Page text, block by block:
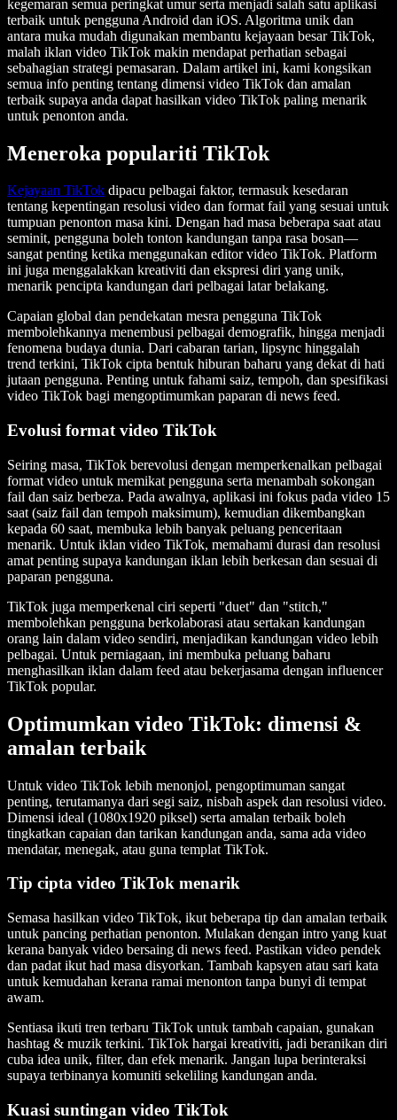
kegemaran semua peringkat umur serta menjadi salah satu aplikasi
terbaik untuk pengguna Android dan iOS. Algoritma unik dan
antara muka mudah digunakan membantu kejayaan besar TikTok,
malah iklan video TikTok makin mendapat perhatian sebagai
sebahagian strategi pemasaran. Dalam artikel ini, kami kongsikan
semua info penting tentang dimensi video TikTok dan amalan
terbaik supaya anda dapat hasilkan video TikTok paling menarik
untuk penonton anda.
Meneroka populariti TikTok
Kejayaan TikTok dipacu pelbagai faktor, termasuk kesedaran
tentang kepentingan resolusi video dan format fail yang sesuai untuk
tumpuan penonton masa kini. Dengan had masa beberapa saat atau
seminit, pengguna boleh tonton kandungan tanpa rasa bosan—
sangat penting ketika menggunakan editor video TikTok. Platform
ini juga menggalakkan kreativiti dan ekspresi diri yang unik,
menarik pencipta kandungan dari pelbagai latar belakang.
Capaian global dan pendekatan mesra pengguna TikTok
membolehkannya menembusi pelbagai demografik, hingga menjadi
fenomena budaya dunia. Dari cabaran tarian, lipsync hinggalah
trend terkini, TikTok cipta bentuk hiburan baharu yang dekat di hati
jutaan pengguna. Penting untuk fahami saiz, tempoh, dan spesifikasi
video TikTok bagi mengoptimumkan paparan di news feed.
Evolusi format video TikTok
Seiring masa, TikTok berevolusi dengan memperkenalkan pelbagai
format video untuk memikat pengguna serta menambah sokongan
fail dan saiz berbeza. Pada awalnya, aplikasi ini fokus pada video 15
saat (saiz fail dan tempoh maksimum), kemudian dikembangkan
kepada 60 saat, membuka lebih banyak peluang penceritaan
menarik. Untuk iklan video TikTok, memahami durasi dan resolusi
amat penting supaya kandungan iklan lebih berkesan dan sesuai di
paparan pengguna.
TikTok juga memperkenal ciri seperti "duet" dan "stitch,"
membolehkan pengguna berkolaborasi atau sertakan kandungan
orang lain dalam video sendiri, menjadikan kandungan video lebih
pelbagai. Untuk perniagaan, ini membuka peluang baharu
menghasilkan iklan dalam feed atau bekerjasama dengan influencer
TikTok popular.
Optimumkan video TikTok: dimensi &
amalan terbaik
Untuk video TikTok lebih menonjol, pengoptimuman sangat
penting, terutamanya dari segi saiz, nisbah aspek dan resolusi video.
Dimensi ideal (1080x1920 piksel) serta amalan terbaik boleh
tingkatkan capaian dan tarikan kandungan anda, sama ada video
mendatar, menegak, atau guna templat TikTok.
Tip cipta video TikTok menarik
Semasa hasilkan video TikTok, ikut beberapa tip dan amalan terbaik
untuk pancing perhatian penonton. Mulakan dengan intro yang kuat
kerana banyak video bersaing di news feed. Pastikan video pendek
dan padat ikut had masa disyorkan. Tambah kapsyen atau sari kata
untuk kemudahan kerana ramai menonton tanpa bunyi di tempat
awam.
Sentiasa ikuti tren terbaru TikTok untuk tambah capaian, gunakan
hashtag & muzik terkini. TikTok hargai kreativiti, jadi beranikan diri
cuba idea unik, filter, dan efek menarik. Jangan lupa berinteraksi
supaya terbinanya komuniti sekeliling kandungan anda.
Kuasi suntingan video TikTok